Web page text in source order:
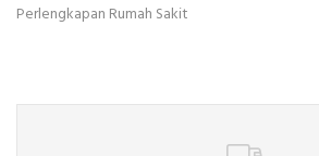
Perlengkapan Rumah Sakit